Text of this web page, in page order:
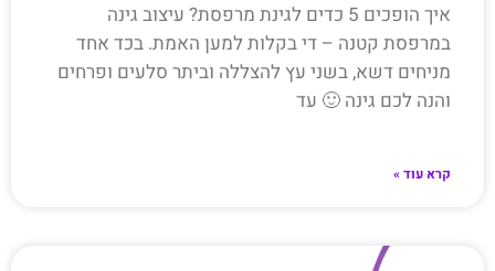
איך הופכים 5 כדים לגינת מרפסת? עיצוב גינה
במרפסת קטנה – די בקלות למען האמת. בכד אחד
מניחים דשא, בשני עץ להצללה וביתר סלעים ופרחים
והנה לכם גינה 🙂 עד
קרא עוד »